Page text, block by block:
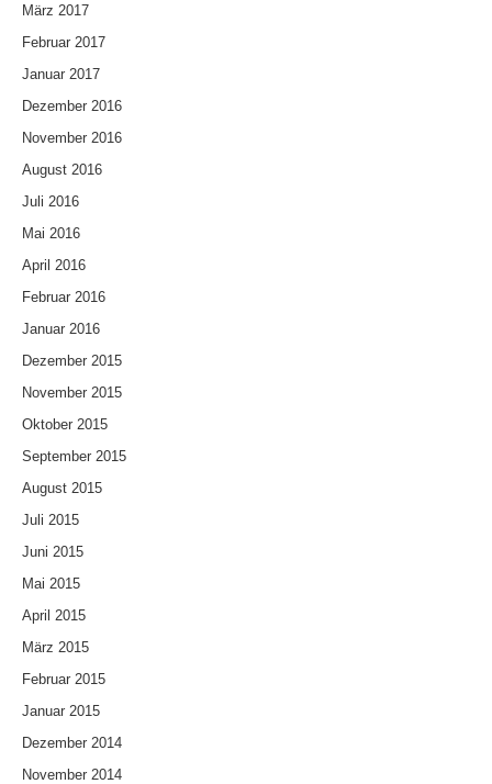
März 2017
Februar 2017
Januar 2017
Dezember 2016
November 2016
August 2016
Juli 2016
Mai 2016
April 2016
Februar 2016
Januar 2016
Dezember 2015
November 2015
Oktober 2015
September 2015
August 2015
Juli 2015
Juni 2015
Mai 2015
April 2015
März 2015
Februar 2015
Januar 2015
Dezember 2014
November 2014